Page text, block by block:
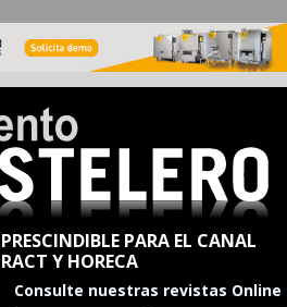
PARA EL CANAL
Y HORECA
Consulte nuestras revistas Online